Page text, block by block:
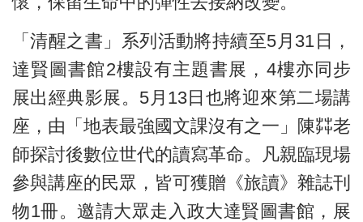
「清醒之書」系列活動將持續至5月31日，
達賢圖書館2樓設有主題書展，4樓亦同步
展出經典影展。5月13日也將迎來第二場講
座，由「地表最強國文課沒有之一」陳茻老
師探討後數位世代的讀寫革命。凡親臨現場
參與講座的民眾，皆可獲贈《旅讀》雜誌刊
物1冊。邀請大眾走入政大達賢圖書館，展